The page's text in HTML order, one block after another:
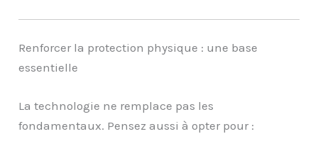
Renforcer la protection physique : une base
essentielle
La technologie ne remplace pas les
fondamentaux. Pensez aussi à opter pour :